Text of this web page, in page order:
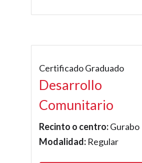
Certificado Graduado
Desarrollo
Comunitario
Recinto o centro:Gurabo
Modalidad: Regular